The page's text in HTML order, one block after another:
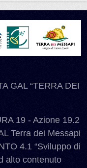
GAL “TERRA DEI
19 - Azione 19.2
Terra dei Messapi
4.1 “Sviluppo di
alto contenuto